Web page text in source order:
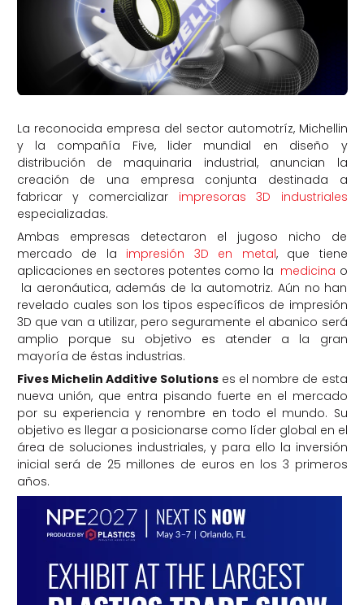
La reconocida empresa del sector automotríz, Michellin
y la compañía Five, lider mundial en diseño y
distribución de maquinaria industrial, anuncian la
creación de una empresa conjunta destinada a
fabricar y comercializar impresoras 3D industriales
especializadas.
Ambas empresas detectaron el jugoso nicho de
mercado de la impresión 3D en metal, que tiene
aplicaciones en sectores potentes como la medicina o
la aeronáutica, además de la automotriz. Aún no han
revelado cuales son los tipos específicos de impresión
3D que van a utilizar, pero seguramente el abanico será
amplio porque su objetivo es atender a la gran
mayoría de éstas industrias.
Fives Michelin Additive Solutionses el nombre de esta
nueva unión, que entra pisando fuerte en el mercado
por su experiencia y renombre en todo el mundo. Su
objetivo es llegar a posicionarse como líder global en el
área de soluciones industriales, y para ello la inversión
inicial será de 25 millones de euros en los 3 primeros
años.